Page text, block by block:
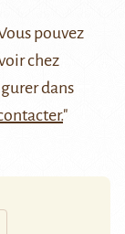
pouvez
chez
dans
"